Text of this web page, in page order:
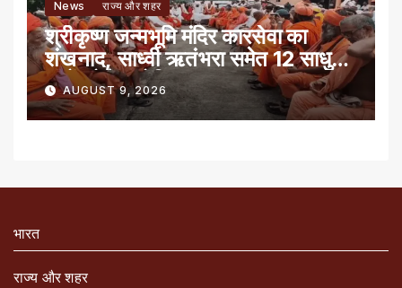
News राज्य और शहर
श्रीकृष्ण जन्मभूमि मंदिर कारसेवा का
शंखनाद, साध्वी ऋतंभरा समेत 12 साधु-
संतों को रेड नोटिस
AUGUST 9, 2026
भारत
राज्य और शहर